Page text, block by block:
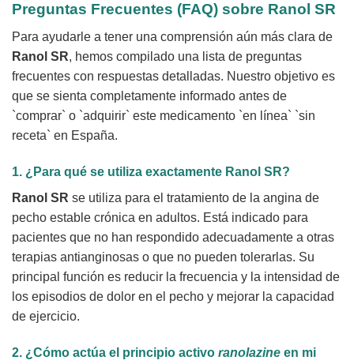
Preguntas Frecuentes (FAQ) sobre Ranol SR
Para ayudarle a tener una comprensión aún más clara de
Ranol SR, hemos compilado una lista de preguntas
frecuentes con respuestas detalladas. Nuestro objetivo es
que se sienta completamente informado antes de
`comprar` o `adquirir` este medicamento `en línea` `sin
receta` en España.
1. ¿Para qué se utiliza exactamente Ranol SR?
Ranol SR se utiliza para el tratamiento de la angina de
pecho estable crónica en adultos. Está indicado para
pacientes que no han respondido adecuadamente a otras
terapias antianginosas o que no pueden tolerarlas. Su
principal función es reducir la frecuencia y la intensidad de
los episodios de dolor en el pecho y mejorar la capacidad
de ejercicio.
2. ¿Cómo actúa el principio activo ranolazine en mi